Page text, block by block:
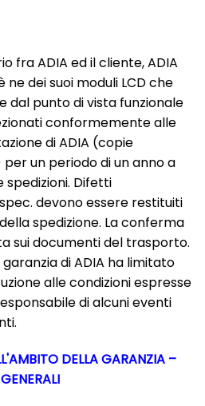
fra ADIA ed il cliente, ADIA
dei suoi moduli LCD che
dal punto di vista funzionale
conformemente alle
di ADIA (copie
un periodo di un anno a
Difetti
devono essere restituiti
spedizione. La conferma
sui documenti del trasporto.
di ADIA ha limitato
alle condizioni espresse
di alcuni eventi
DELLA GARANZIA –